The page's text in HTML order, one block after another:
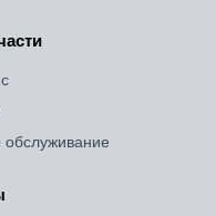
обслуживание